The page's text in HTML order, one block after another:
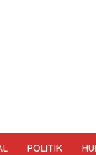
POLITIK